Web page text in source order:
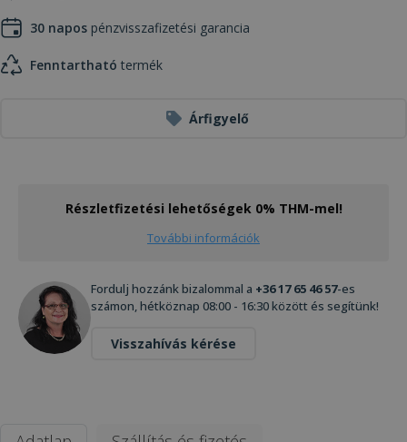
30 napos pénzvisszafizetési garancia
Fenntartható termék
Árfigyelő
Részletfizetési lehetőségek 0% THM-mel!
További információk
Fordulj hozzánk bizalommal a +36 17 65 46 57-es
számon, hétköznap 08:00 - 16:30 között és segítünk!
Visszahívás kérése